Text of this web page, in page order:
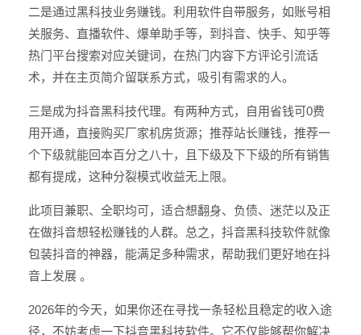
二是通过黑科技业务赚钱。利用软件自带服务，如账号相
关服务、直播软件、爆单助手等，到抖音、快手、知乎等
热门平台搜索对应关键词，在热门内容下方评论引流话
术，并在主页简介留联系方式，吸引有需求的人。
三是成为抖音黑科技代理。有两种方式，自用省钱可0费
用开通，直接购买厂家机房货源；推荐站长赚钱，推荐一
个下级就能回本百分之八十，且下级及下下级的所有销售
都有提成，这种分裂模式收益无上限。
此项目兼职、全职均可，适合想翻身、负债、迷茫以及正
在做抖音想轻松赚钱的人群。总之，抖音黑科技软件就像
包装抖音的神器，能满足多种需求，帮助我们更好地在抖
音上发展 。
2026年的今天，如果你还在寻找一条轻松且稳定的收入途
径，不妨考虑一下抖音黑科技软件。它不仅能够帮你解决